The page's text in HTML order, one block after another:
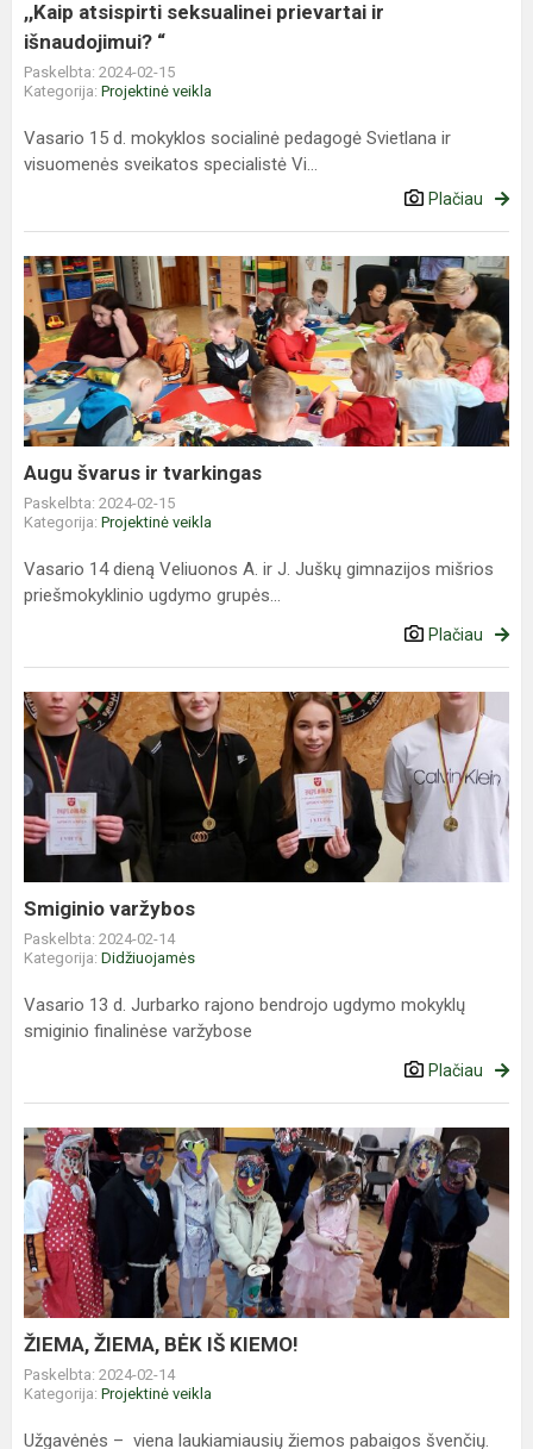
,,Kaip atsispirti seksualinei prievartai ir
išnaudojimui? “
Paskelbta: 2024-02-15
Kategorija: Projektinė veikla
Vasario 15 d. mokyklos socialinė pedagogė Svietlana ir
visuomenės sveikatos specialistė Vi...
Plačiau
Augu
švarus
ir
tvarkingas
Augu švarus ir tvarkingas
Paskelbta: 2024-02-15
Kategorija: Projektinė veikla
Vasario 14 dieną Veliuonos A. ir J. Juškų gimnazijos mišrios
priešmokyklinio ugdymo grupės...
Plačiau
Smiginio
varžybos
Smiginio varžybos
Paskelbta: 2024-02-14
Kategorija: Didžiuojamės
Vasario 13 d. Jurbarko rajono bendrojo ugdymo mokyklų
smiginio finalinėse varžybose
Plačiau
ŽIEMA,
ŽIEMA,
BĖK
IŠ
KIEMO!
ŽIEMA, ŽIEMA, BĖK IŠ KIEMO!
Paskelbta: 2024-02-14
Kategorija: Projektinė veikla
Užgavėnės – viena laukiamiausių žiemos pabaigos švenčių.